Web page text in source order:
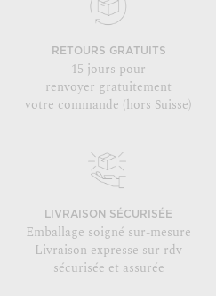
RETOURS GRATUITS
15 jours pour
renvoyer gratuitement
votre commande (hors Suisse)
LIVRAISON SÉCURISÉE
Emballage soigné sur-mesure
Livraison expresse sur rdv
sécurisée et assurée